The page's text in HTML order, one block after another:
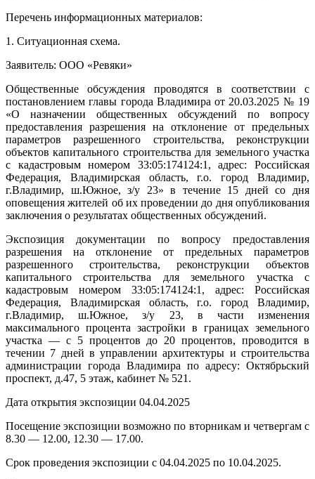
Перечень информационных материалов:
1. Ситуационная схема.
Заявитель: ООО «Ревяки»
Общественные обсуждения проводятся в соответствии с
постановлением главы города Владимира от 20.03.2025 № 19
«О назначении общественных обсуждений по вопросу
предоставления разрешения на отклонение от предельных
параметров разрешенного строительства, реконструкции
объектов капитального строительства для земельного участка
с кадастровым номером 33:05:174124:1, адрес: Российская
Федерация, Владимирская область, г.о. город Владимир,
г.Владимир, ш.Южное, з/у 23» в течение 15 дней со дня
оповещения жителей об их проведении до дня опубликования
заключения о результатах общественных обсуждений.
Экспозиция документации по вопросу предоставления
разрешения на отклонение от предельных параметров
разрешенного строительства, реконструкции объектов
капитального строительства для земельного участка с
кадастровым номером 33:05:174124:1, адрес: Российская
Федерация, Владимирская область, г.о. город Владимир,
г.Владимир, ш.Южное, з/у 23, в части изменения
максимального процента застройки в границах земельного
участка — с 5 процентов до 20 процентов, проводится в
течении 7 дней в управлении архитектуры и строительства
администрации города Владимира по адресу: Октябрьский
проспект, д.47, 5 этаж, кабинет № 521.
Дата открытия экспозиции 04.04.2025
Посещение экспозиции возможно по вторникам и четвергам с
8.30 — 12.00, 12.30 — 17.00.
Срок проведения экспозиции с 04.04.2025 по 10.04.2025.